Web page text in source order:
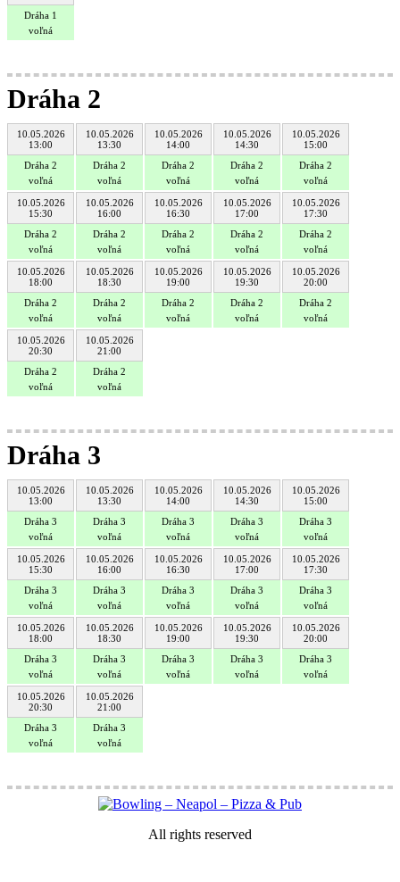
Dráha 1
voľná
Dráha 2
10.05.2026
13:00
Dráha 2
voľná
10.05.2026
13:30
Dráha 2
voľná
10.05.2026
14:00
Dráha 2
voľná
10.05.2026
14:30
Dráha 2
voľná
10.05.2026
15:00
Dráha 2
voľná
10.05.2026
15:30
Dráha 2
voľná
10.05.2026
16:00
Dráha 2
voľná
10.05.2026
16:30
Dráha 2
voľná
10.05.2026
17:00
Dráha 2
voľná
10.05.2026
17:30
Dráha 2
voľná
10.05.2026
18:00
Dráha 2
voľná
10.05.2026
18:30
Dráha 2
voľná
10.05.2026
19:00
Dráha 2
voľná
10.05.2026
19:30
Dráha 2
voľná
10.05.2026
20:00
Dráha 2
voľná
10.05.2026
20:30
Dráha 2
voľná
10.05.2026
21:00
Dráha 2
voľná
Dráha 3
10.05.2026
13:00
Dráha 3
voľná
10.05.2026
13:30
Dráha 3
voľná
10.05.2026
14:00
Dráha 3
voľná
10.05.2026
14:30
Dráha 3
voľná
10.05.2026
15:00
Dráha 3
voľná
10.05.2026
15:30
Dráha 3
voľná
10.05.2026
16:00
Dráha 3
voľná
10.05.2026
16:30
Dráha 3
voľná
10.05.2026
17:00
Dráha 3
voľná
10.05.2026
17:30
Dráha 3
voľná
10.05.2026
18:00
Dráha 3
voľná
10.05.2026
18:30
Dráha 3
voľná
10.05.2026
19:00
Dráha 3
voľná
10.05.2026
19:30
Dráha 3
voľná
10.05.2026
20:00
Dráha 3
voľná
10.05.2026
20:30
Dráha 3
voľná
10.05.2026
21:00
Dráha 3
voľná
All rights reserved